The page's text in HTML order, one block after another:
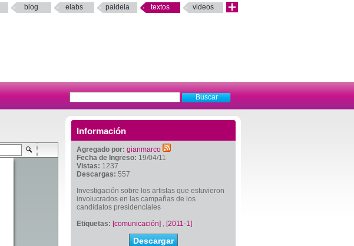
blog elabs paideia textos videos
Información
Agregado por: gianmarco
Fecha de Ingreso: 19/04/11
Vistas: 1237
Descargas: 557
Investigación sobre los artistas que estuvieron
involucrados en las campañas de los
candidatos presidenciales
Etiquetas: [comunicación] , [2011-1]
Descargar